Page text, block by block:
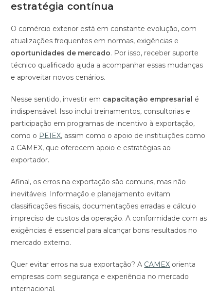
estratégia contínua
O comércio exterior está em constante evolução, com
atualizações frequentes em normas, exigências e
oportunidades de mercado. Por isso, receber suporte
técnico qualificado ajuda a acompanhar essas mudanças
e aproveitar novos cenários.
Nesse sentido, investir em capacitação empresarial é
indispensável. Isso inclui treinamentos, consultorias e
participação em programas de incentivo à exportação,
como o PEIEX, assim como o apoio de instituições como
a CAMEX, que oferecem apoio e estratégias ao
exportador.
Afinal, os erros na exportação são comuns, mas não
inevitáveis. Informação e planejamento evitam
classificações fiscais, documentações erradas e cálculo
impreciso de custos da operação. A conformidade com as
exigências é essencial para alcançar bons resultados no
mercado externo.
Quer evitar erros na sua exportação? A CAMEX orienta
empresas com segurança e experiência no mercado
internacional.